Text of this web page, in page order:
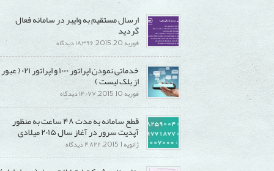
ارسال مستقیم به وایبر در سامانه فعال
گردید
فوریه 20, 2015, ۱۸,۳۹۶ دیدگاه
برای
ارسال
مستقیم
به
وایبر
در
سامانه
فعال
گردید
خدماتی نمودن اپراتور ۱۰۰۰ و اپراتور ۰۲۱ ( عبور
از بلک لیست )
فوریه 10, 2015, ۱۴,۰۷۷ دیدگاه
برای
خدماتی
نمودن
اپراتور
۱۰۰۰
و
قطع سامانه به مدت ۴۸ ساعت به منظور
آپدیت سرور در آغاز سال ۲۰۱۵ میلادی
ژانویه 1, 2015, ۴,۸۲۲ دیدگاه
برای
قطع